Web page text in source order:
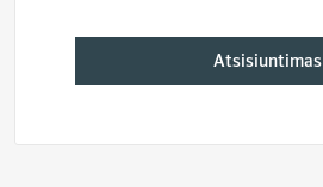
Atsisiuntimas